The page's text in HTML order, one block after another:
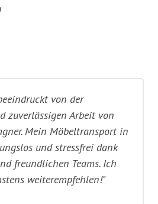
von der
zuverlässigen Arbeit von
Mein Möbeltransport in
und stressfrei dank
freundlichen Teams. Ich
weiterempfehlen!"